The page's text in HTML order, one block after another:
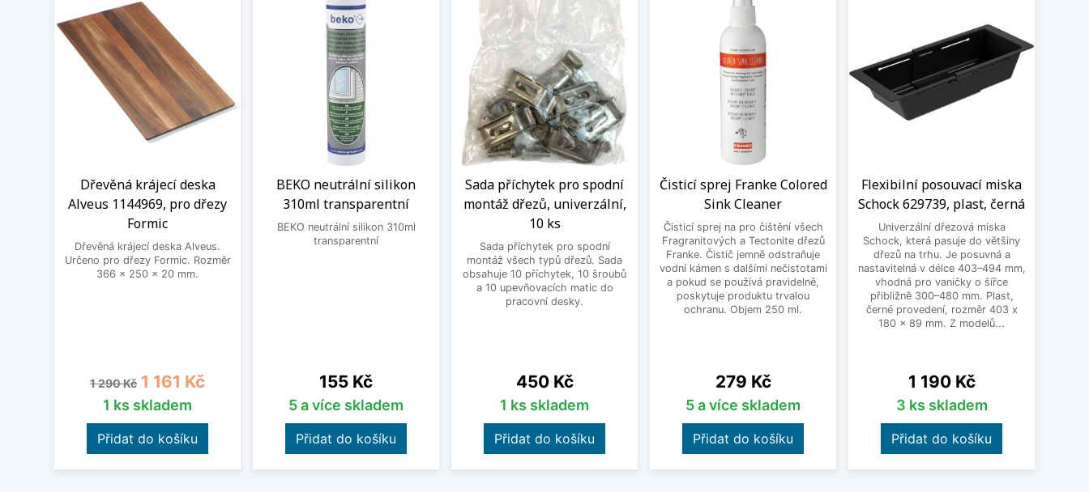
Dřevěná krájecí deska
Alveus 1144969, pro dřezy
Formic
Dřevěná krájecí deska Alveus.
Určeno pro dřezy Formic. Rozměr
366 x 250 x 20 mm.
Běžná cena
1 290 Kč Cena
1 161 Kč
1 ks skladem
Přidat do košíku
BEKO neutrální silikon
310ml transparentní
BEKO neutrální silikon 310ml
transparentní
Cena
155 Kč
5 a více skladem
Přidat do košíku
Sada příchytek pro spodní
montáž dřezů, univerzální,
10 ks
Sada příchytek pro spodní
montáž všech typů dřezů. Sada
obsahuje 10 příchytek, 10 šroubů
a 10 upevňovacích matic do
pracovní desky.
Cena
450 Kč
1 ks skladem
Přidat do košíku
Čisticí sprej Franke Colored
Sink Cleaner
Čisticí sprej na pro čištění všech
Fragranitových a Tectonite dřezů
Franke. Čistič jemně odstraňuje
vodní kámen s dalšími nečistotami
a pokud se používá pravidelně,
poskytuje produktu trvalou
ochranu. Objem 250 ml.
Cena
279 Kč
5 a více skladem
Přidat do košíku
Flexibilní posouvací miska
Schock 629739, plast, černá
Univerzální dřezová miska
Schock, která pasuje do většiny
dřezů na trhu. Je posuvná a
nastavitelná v délce 403–494 mm,
vhodná pro vaničky o šířce
přibližně 300–480 mm. Plast,
černé provedení, rozměr 403 x
180 x 89 mm. Z modelů...
Cena
1 190 Kč
3 ks skladem
Přidat do košíku